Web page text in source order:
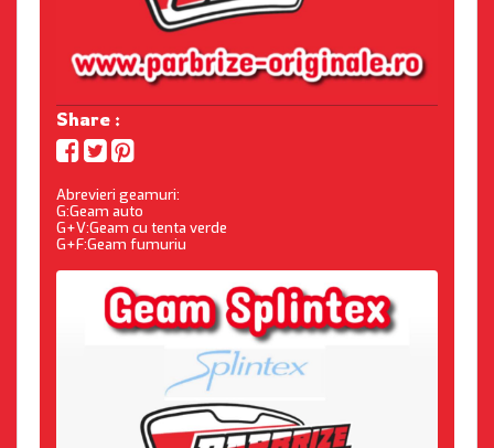
Share :
Abrevieri geamuri:
G:Geam auto
G+V:Geam cu tenta verde
G+F:Geam fumuriu